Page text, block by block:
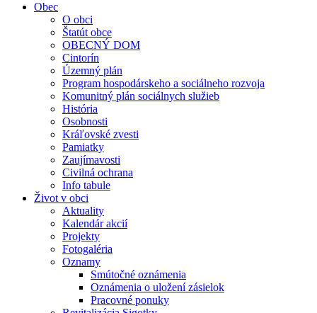
Obec
O obci
Štatút obce
OBECNÝ DOM
Cintorín
Územný plán
Program hospodárskeho a sociálneho rozvoja
Komunitný plán sociálnych služieb
História
Osobnosti
Kráľovské zvesti
Pamiatky
Zaujímavosti
Civilná ochrana
Info tabule
Život v obci
Aktuality
Kalendár akcií
Projekty
Fotogaléria
Oznamy
Smútočné oznámenia
Oznámenia o uložení zásielok
Pracovné ponuky